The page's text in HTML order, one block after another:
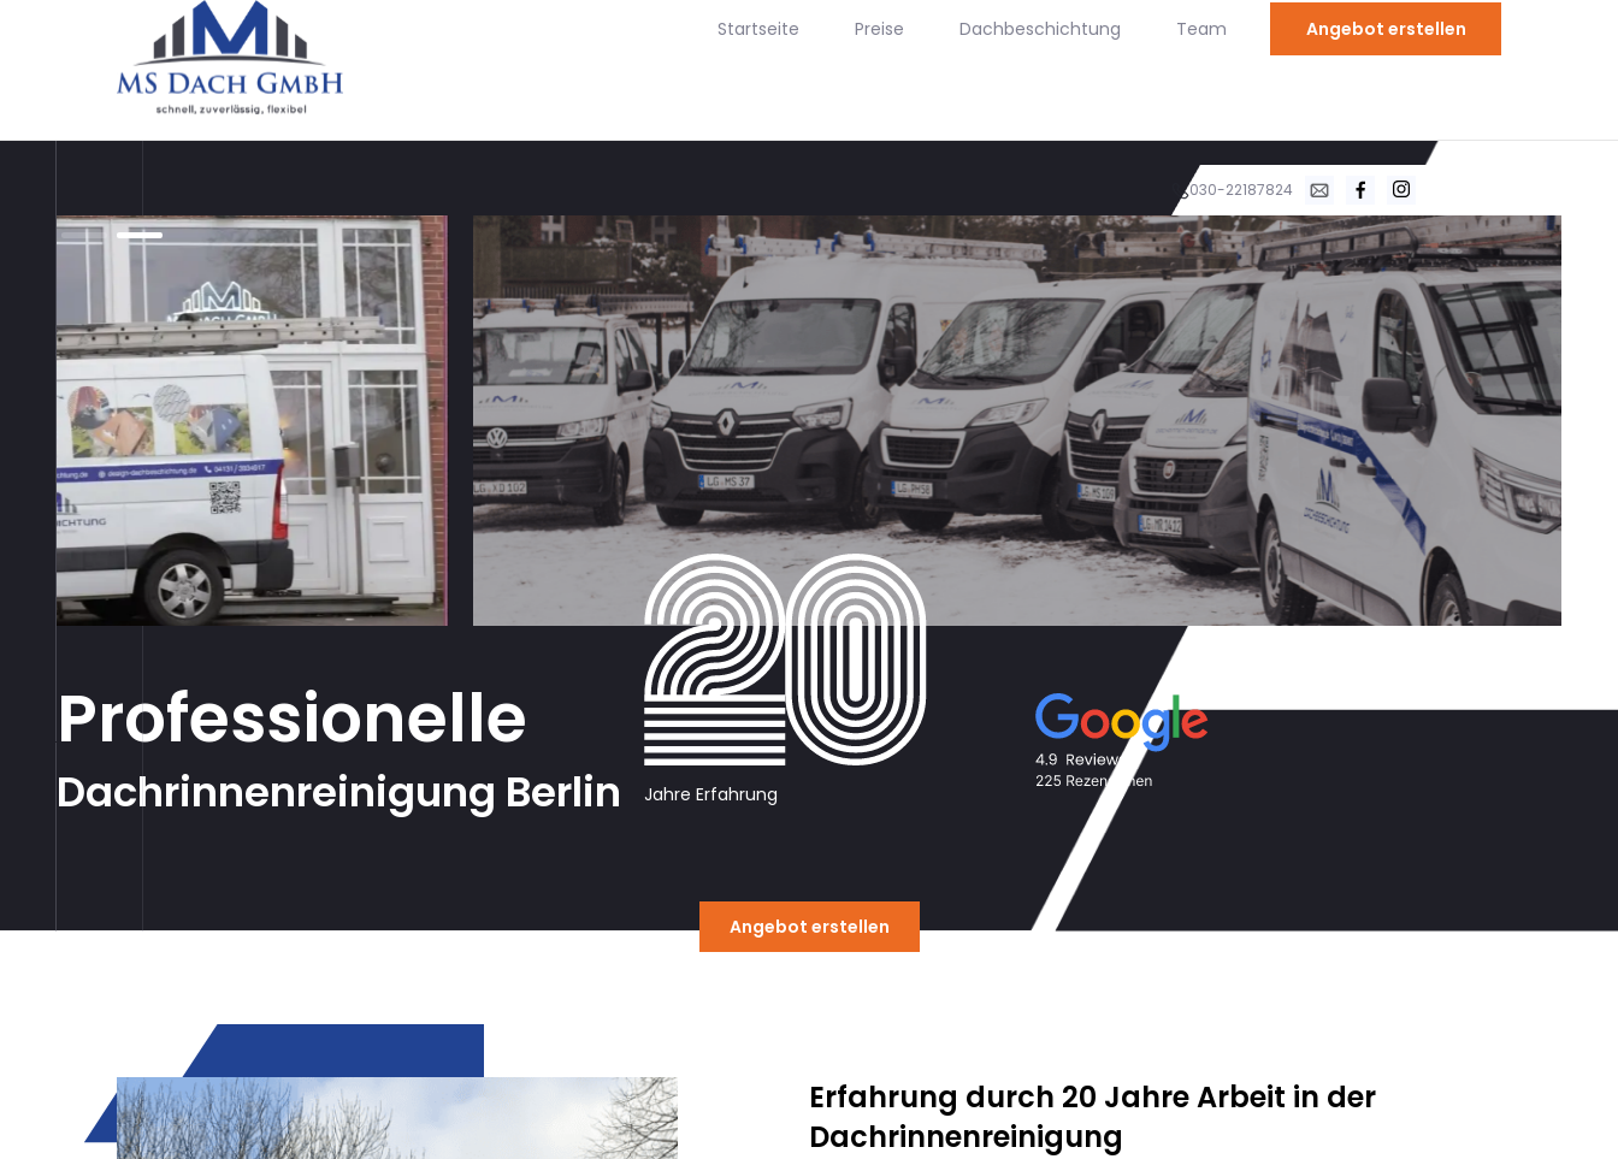
Startseite Preise Dachbeschichtung Team Angebot erstellen
030-22187824
Professionelle
Dachrinnenreinigung Berlin Jahre Erfahrung
Angebot erstellen
Erfahrung durch 20 Jahre Arbeit in der
Dachrinnenreinigung